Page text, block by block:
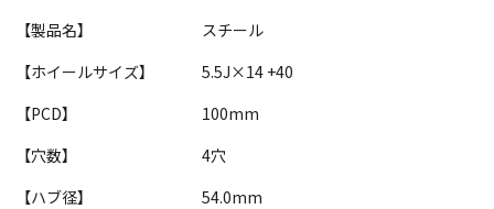
【製品名】
スチール
【ホイールサイズ】
5.5J×14 +40
【PCD】
100mm
【穴数】
4穴
【ハブ径】
54.0mm